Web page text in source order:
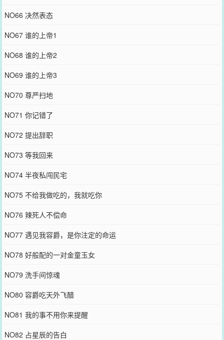
NO66 决然表态
NO67 谁的上帝1
NO68 谁的上帝2
NO69 谁的上帝3
NO70 尊严扫地
NO71 你记错了
NO72 提出辞职
NO73 等我回来
NO74 半夜私闯民宅
NO75 不给我做吃的，我就吃你
NO76 辣死人不偿命
NO77 遇见我容爵，是你注定的命运
NO78 好般配的一对金童玉女
NO79 洗手间惊魂
NO80 容爵吃天外飞醋
NO81 我的事不用你来提醒
NO82 占星辰的告白